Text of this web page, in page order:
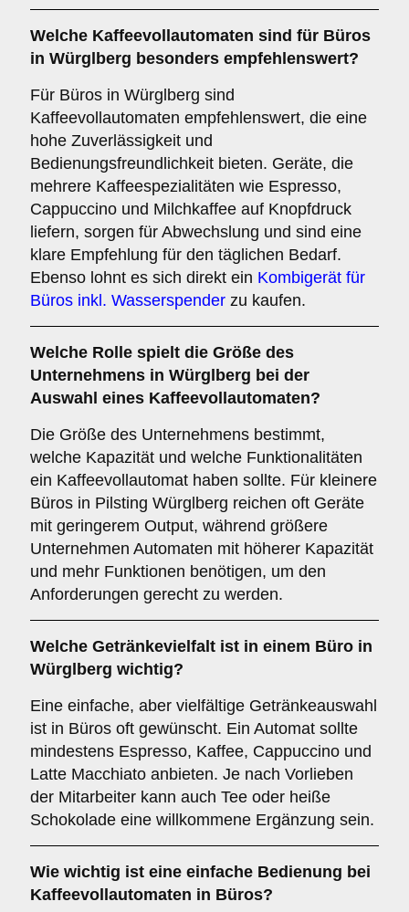
Welche Kaffeevollautomaten sind für Büros
in Würglberg besonders empfehlenswert?
Für Büros in Würglberg sind
Kaffeevollautomaten empfehlenswert, die eine
hohe Zuverlässigkeit und
Bedienungsfreundlichkeit bieten. Geräte, die
mehrere Kaffeespezialitäten wie Espresso,
Cappuccino und Milchkaffee auf Knopfdruck
liefern, sorgen für Abwechslung und sind eine
klare Empfehlung für den täglichen Bedarf.
Ebenso lohnt es sich direkt ein Kombigerät für
Büros inkl. Wasserspender zu kaufen.
Welche Rolle spielt die Größe des
Unternehmens in Würglberg bei der
Auswahl eines Kaffeevollautomaten?
Die Größe des Unternehmens bestimmt,
welche Kapazität und welche Funktionalitäten
ein Kaffeevollautomat haben sollte. Für kleinere
Büros in Pilsting Würglberg reichen oft Geräte
mit geringerem Output, während größere
Unternehmen Automaten mit höherer Kapazität
und mehr Funktionen benötigen, um den
Anforderungen gerecht zu werden.
Welche Getränkevielfalt ist in einem Büro in
Würglberg wichtig?
Eine einfache, aber vielfältige Getränkeauswahl
ist in Büros oft gewünscht. Ein Automat sollte
mindestens Espresso, Kaffee, Cappuccino und
Latte Macchiato anbieten. Je nach Vorlieben
der Mitarbeiter kann auch Tee oder heiße
Schokolade eine willkommene Ergänzung sein.
Wie wichtig ist eine einfache Bedienung bei
Kaffeevollautomaten in Büros?